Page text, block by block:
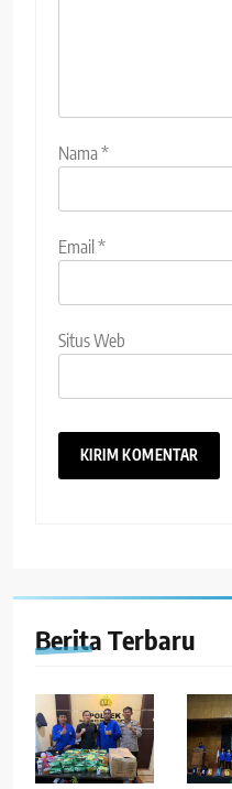
Nama*
Email*
Situs Web
Berita Terbaru